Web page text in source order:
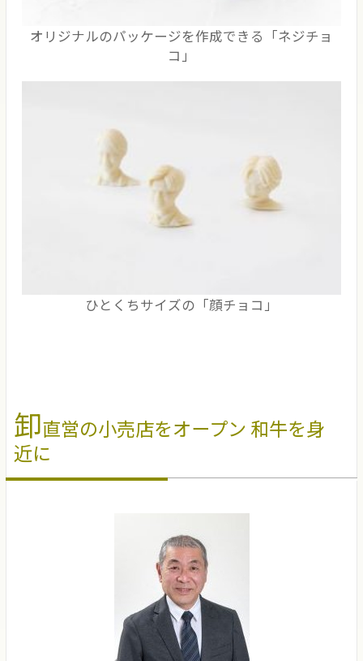
オリジナルのパッケージを作成できる「ネジチョ
コ」
ひとくちサイズの「顔チョコ」
卸直営の小売店をオープン 和牛を身
近に